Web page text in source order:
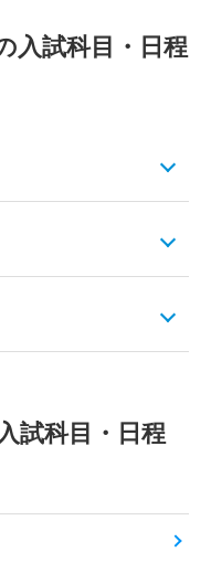
入試科目・日程
試科目・日程